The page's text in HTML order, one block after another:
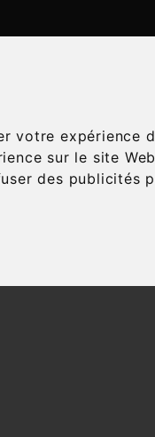
votre expérience
sur le site Web
des publicités
Coteaux du Layon